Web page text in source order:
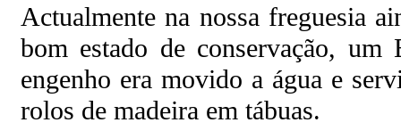
Actualmente na nossa freguesia
bom estado de conservação, um
engenho era movido a água e
rolos de madeira em tábuas.